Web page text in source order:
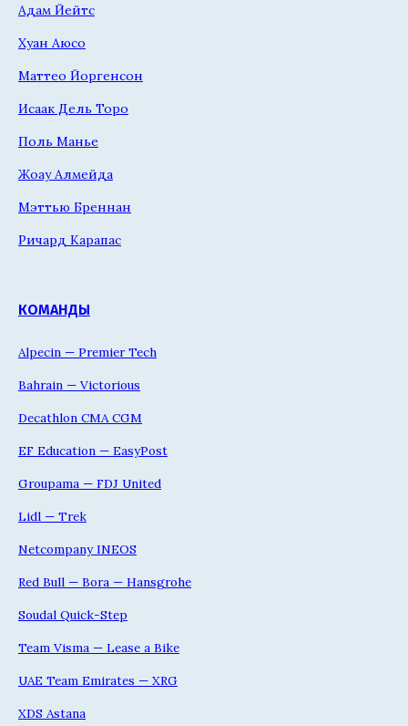
Адам Йейтс
Хуан Аюсо
Маттео Йоргенсон
Исаак Дель Торо
Поль Манье
Жоау Алмейда
Мэттью Бреннан
Ричард Карапас
КОМАНДЫ
Alpecin — Premier Tech
Bahrain — Victorious
Decathlon CMA CGM
EF Education — EasyPost
Groupama — FDJ United
Lidl — Trek
Netcompany INEOS
Red Bull — Bora — Hansgrohe
Soudal Quick-Step
Team Visma — Lease a Bike
UAE Team Emirates — XRG
XDS Astana